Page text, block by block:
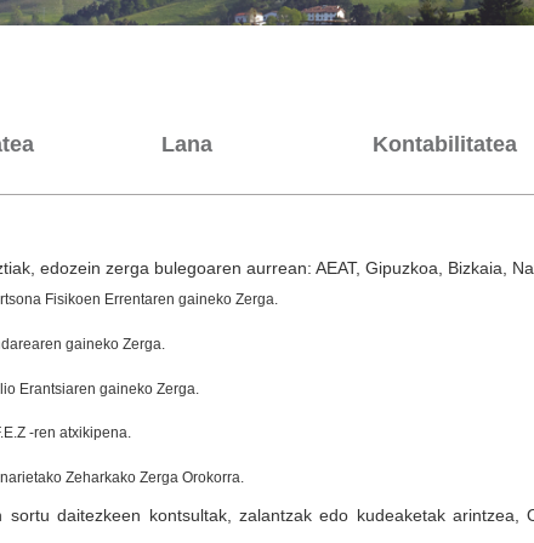
Lana Kontabilitatea
edozein zerga bulegoaren aurrean: AEAT, Gipuzkoa, Bizkaia,
Fisikoen Errentaren gaineko Zerga.
gaineko Zerga.
Erantsiaren gaineko Zerga.
-ren atxikipena.
Zeharkako Zerga Orokorra.
sortu daitezkeen kontsultak, zalantzak edo kudeaketak arintzea,